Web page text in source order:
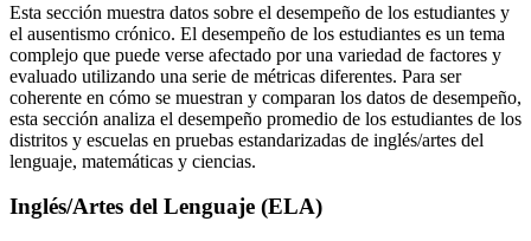
Esta sección muestra datos sobre el desempeño de los estudiantes y
el ausentismo crónico. El desempeño de los estudiantes es un tema
complejo que puede verse afectado por una variedad de factores y
evaluado utilizando una serie de métricas diferentes. Para ser
coherente en cómo se muestran y comparan los datos de desempeño,
esta sección analiza el desempeño promedio de los estudiantes de los
distritos y escuelas en pruebas estandarizadas de inglés/artes del
lenguaje, matemáticas y ciencias.
Inglés/Artes del Lenguaje (ELA)